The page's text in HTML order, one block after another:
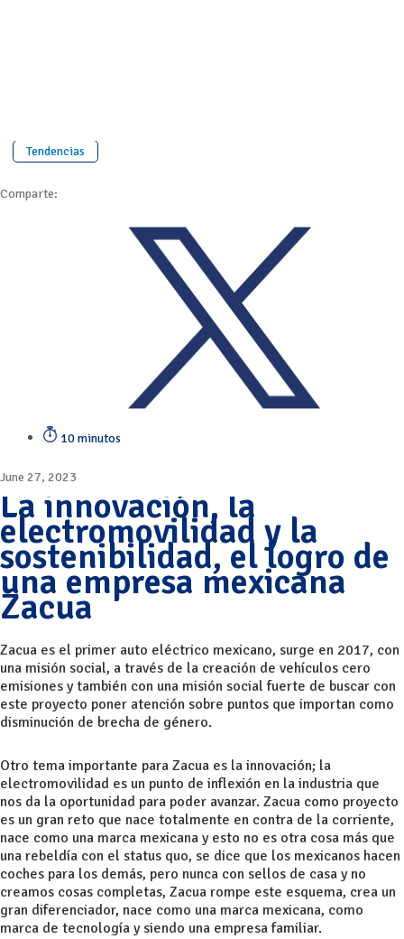
Tendencias
Comparte:
10 minutos
June 27, 2023
La innovación, la
electromovilidad y la
sostenibilidad, el logro de
una empresa mexicana
Zacua
Zacua es el primer auto eléctrico mexicano, surge en 2017, con
una misión social, a través de la creación de vehículos cero
emisiones y también con una misión social fuerte de buscar con
este proyecto poner atención sobre puntos que importan como
disminución de brecha de género.
Otro tema importante para Zacua es la innovación; la
electromovilidad es un punto de inflexión en la industria que
nos da la oportunidad para poder avanzar. Zacua como proyecto
es un gran reto que nace totalmente en contra de la corriente,
nace como una marca mexicana y esto no es otra cosa más que
una rebeldía con el status quo, se dice que los mexicanos hacen
coches para los demás, pero nunca con sellos de casa y no
creamos cosas completas, Zacua rompe este esquema, crea un
gran diferenciador, nace como una marca mexicana, como
marca de tecnología y siendo una empresa familiar.